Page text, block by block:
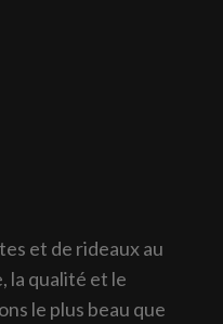
et de rideaux au
la qualité et le
le plus beau que